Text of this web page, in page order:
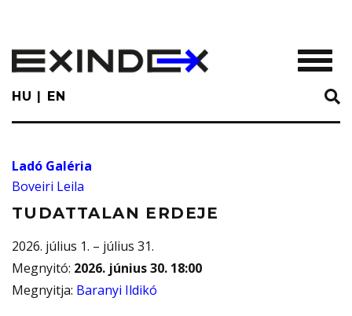
main
content
HU EN
Ladó Galéria
Boveiri Leila
TUDATTALAN ERDEJE
2026. július 1. – július 31.
Megnyitó: 2026. június 30. 18:00
Megnyitja: Baranyi Ildikó